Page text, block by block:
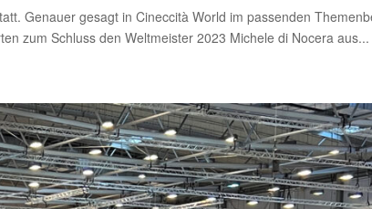
Genauer gesagt in Cineccità World im passenden
zum Schluss den Weltmeister 2023 Michele di Nocera aus...